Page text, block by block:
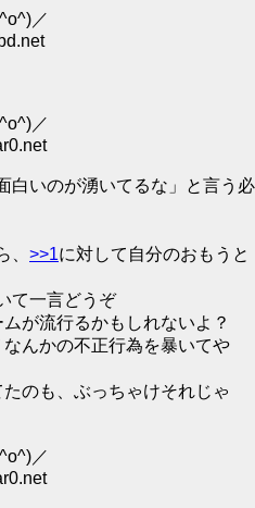
／
／
白いのが湧いてるな」と言う必
、 >>1に対して自分のおもうと
て一言どうぞ
が流行るかもしれないよ？
んかの不正行為を暴いてや
のも、ぶっちゃけそれじゃ
／